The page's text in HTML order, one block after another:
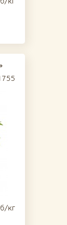
кг